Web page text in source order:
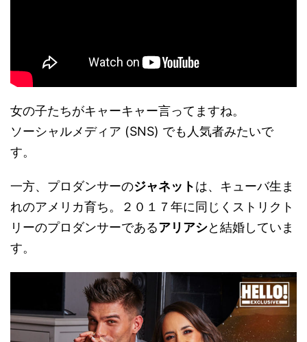
女の子たちがキャーキャー言ってますね。
ソーシャルメディア (SNS) でも人気者みたいで
す。
一方、プロダンサーのジャネットは、キューバ生ま
れのアメリカ育ち。２０１７年に同じくストリクト
リーのプロダンサーであるアリアシと結婚していま
す。